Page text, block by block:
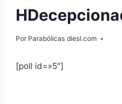
Por Parabólicas diesl.com
[poll id=»5″]